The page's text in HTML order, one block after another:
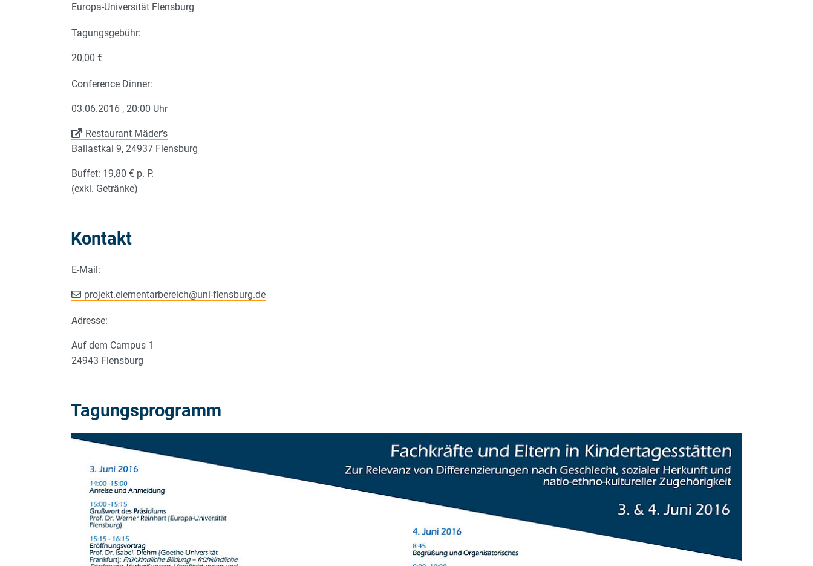
Europa-Universität Flensburg
Tagungsgebühr:
20,00 €
Conference Dinner:
03.06.2016 , 20:00 Uhr
Restaurant Mäder's
Ballastkai 9, 24937 Flensburg
Buffet: 19,80 € p. P.
(exkl. Getränke)
Kontakt
E-Mail:
projekt.elementarbereich@uni-flensburg.de
Adresse:
Auf dem Campus 1
24943 Flensburg
Tagungsprogramm